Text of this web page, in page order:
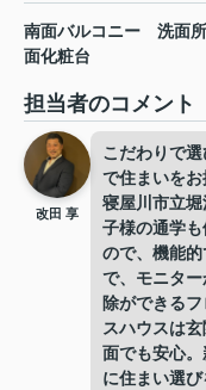
南面バルコニー 洗面
面化粧台
担当者のコメント
改田 享
こだわりで
で住まいを
寝屋川市立
子様の通学
ので、機能
で、モニタ
除ができる
スハウスは
面でも安心
に住まい選